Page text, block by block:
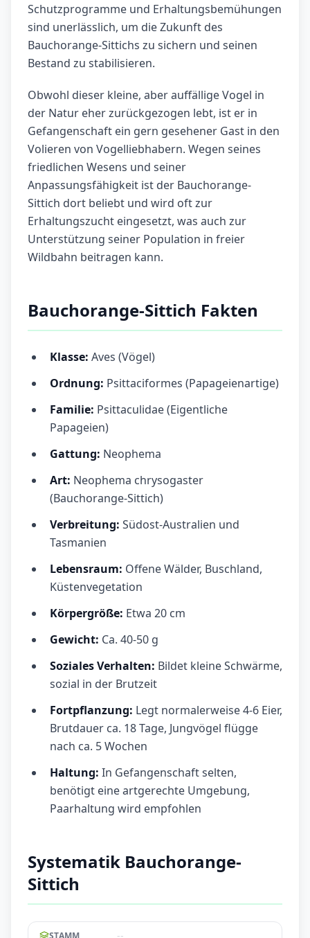
Schutzprogramme und Erhaltungsbemühungen
sind unerlässlich, um die Zukunft des
Bauchorange-Sittichs zu sichern und seinen
Bestand zu stabilisieren.
Obwohl dieser kleine, aber auffällige Vogel in
der Natur eher zurückgezogen lebt, ist er in
Gefangenschaft ein gern gesehener Gast in den
Volieren von Vogelliebhabern. Wegen seines
friedlichen Wesens und seiner
Anpassungsfähigkeit ist der Bauchorange-
Sittich dort beliebt und wird oft zur
Erhaltungszucht eingesetzt, was auch zur
Unterstützung seiner Population in freier
Wildbahn beitragen kann.
Bauchorange-Sittich Fakten
Klasse: Aves (Vögel)
Ordnung: Psittaciformes (Papageienartige)
Familie: Psittaculidae (Eigentliche
Papageien)
Gattung: Neophema
Art: Neophema chrysogaster
(Bauchorange-Sittich)
Verbreitung: Südost-Australien und
Tasmanien
Lebensraum: Offene Wälder, Buschland,
Küstenvegetation
Körpergröße: Etwa 20 cm
Gewicht: Ca. 40-50 g
Soziales Verhalten: Bildet kleine Schwärme,
sozial in der Brutzeit
Fortpflanzung: Legt normalerweise 4-6 Eier,
Brutdauer ca. 18 Tage, Jungvögel flügge
nach ca. 5 Wochen
Haltung: In Gefangenschaft selten,
benötigt eine artgerechte Umgebung,
Paarhaltung wird empfohlen
Systematik Bauchorange-
Sittich